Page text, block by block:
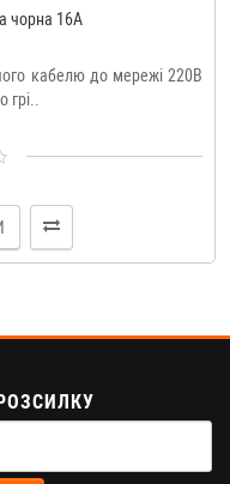
чорна 16A
кабелю до мережі 220В
грі..